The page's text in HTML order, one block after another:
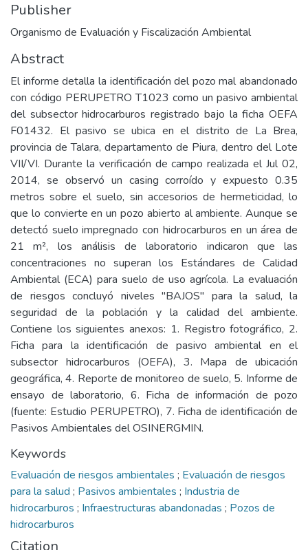
Publisher
Organismo de Evaluación y Fiscalización Ambiental
Abstract
El informe detalla la identificación del pozo mal abandonado
con código PERUPETRO T1023 como un pasivo ambiental
del subsector hidrocarburos registrado bajo la ficha OEFA
F01432. El pasivo se ubica en el distrito de La Brea,
provincia de Talara, departamento de Piura, dentro del Lote
VII/VI. Durante la verificación de campo realizada el Jul 02,
2014, se observó un casing corroído y expuesto 0.35
metros sobre el suelo, sin accesorios de hermeticidad, lo
que lo convierte en un pozo abierto al ambiente. Aunque se
detectó suelo impregnado con hidrocarburos en un área de
21 m², los análisis de laboratorio indicaron que las
concentraciones no superan los Estándares de Calidad
Ambiental (ECA) para suelo de uso agrícola. La evaluación
de riesgos concluyó niveles "BAJOS" para la salud, la
seguridad de la población y la calidad del ambiente.
Contiene los siguientes anexos: 1. Registro fotográfico, 2.
Ficha para la identificación de pasivo ambiental en el
subsector hidrocarburos (OEFA), 3. Mapa de ubicación
geográfica, 4. Reporte de monitoreo de suelo, 5. Informe de
ensayo de laboratorio, 6. Ficha de información de pozo
(fuente: Estudio PERUPETRO), 7. Ficha de identificación de
Pasivos Ambientales del OSINERGMIN.
Keywords
Evaluación de riesgos ambientales ; Evaluación de riesgos
para la salud ; Pasivos ambientales ; Industria de
hidrocarburos ; Infraestructuras abandonadas ; Pozos de
hidrocarburos
Citation